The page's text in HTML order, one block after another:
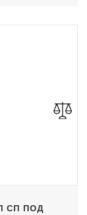
СП ПОД